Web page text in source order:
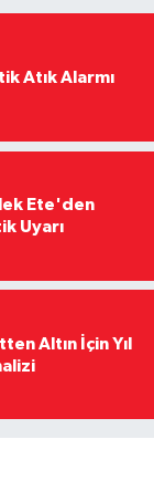
Atık Alarmı
Ete'den
Uyarı
Altın İçin Yıl